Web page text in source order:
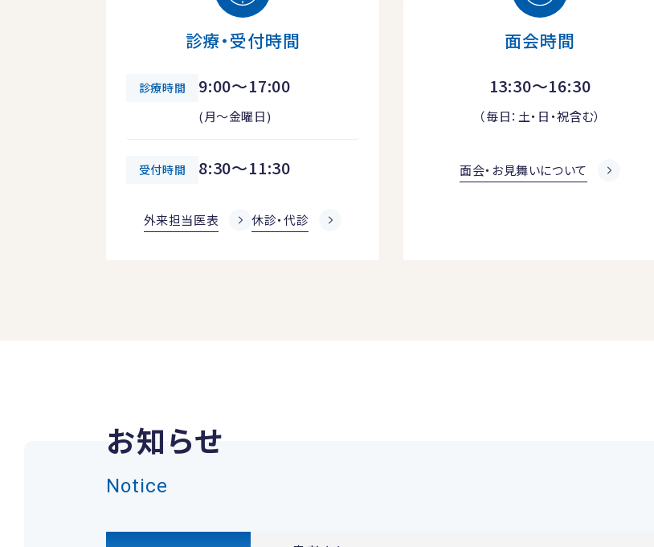
診療・受付時間
診療時間 9:00～17:00
(月～金曜日)
受付時間 8:30～11:30
外来担当医表 休診・代診
面会時間
13:30～16:30
（毎日：土・日・祝含む）
面会・お見舞いについて
お知らせ
Notice